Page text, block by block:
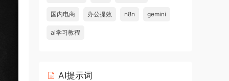
国内电商 办公提效 n8n gemini
ai学习教程
AI提示词